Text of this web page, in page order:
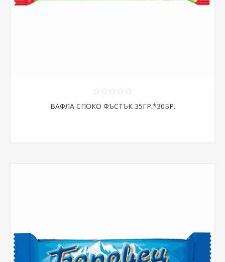
ВАФЛА СПОКО ФЪСТЪК 35ГР.*30БР.